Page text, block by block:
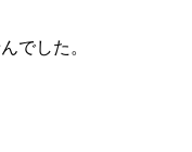
でした。